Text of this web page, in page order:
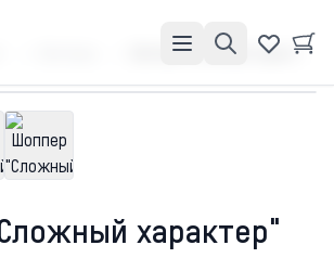
Шоппер "Сложный характер"
характер"